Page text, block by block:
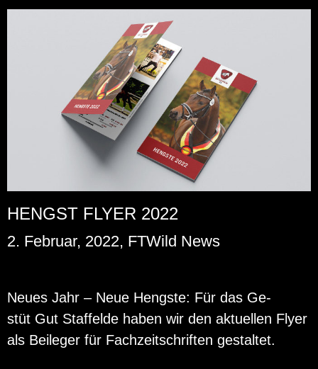
HENGST FLYER 2022
2. Februar, 2022, FTWild News
Neues Jahr – Neue Hengs­te: Für das Ge­
stüt Gut Staf­felde haben wir den ak­tu­el­len Flyer
als Bei­le­ger für Fach­zeit­schrif­ten ge­stal­tet.